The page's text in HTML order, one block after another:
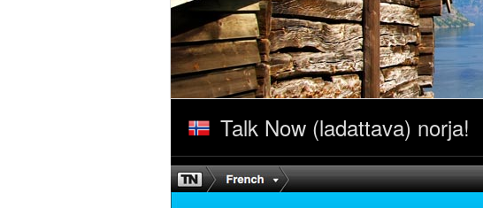
Talk Now (ladattava) norja!